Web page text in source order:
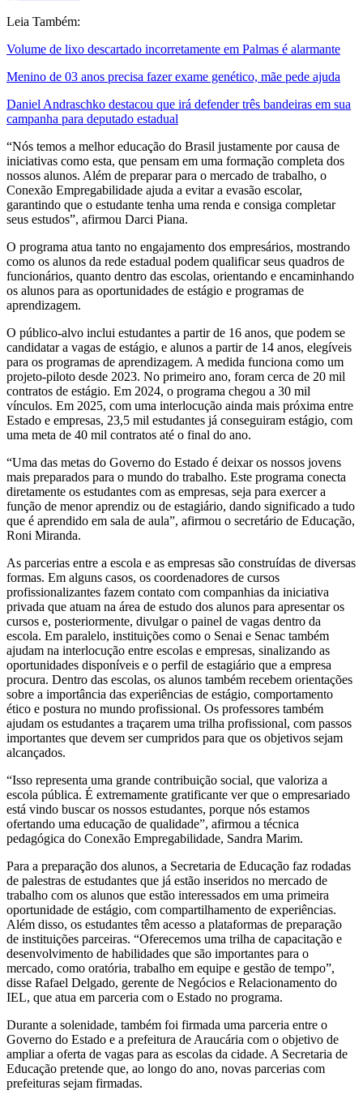
Leia Também:
Volume de lixo descartado incorretamente em Palmas é alarmante
Menino de 03 anos precisa fazer exame genético, mãe pede ajuda
Daniel Andraschko destacou que irá defender três bandeiras em sua
campanha para deputado estadual
“Nós temos a melhor educação do Brasil justamente por causa de
iniciativas como esta, que pensam em uma formação completa dos
nossos alunos. Além de preparar para o mercado de trabalho, o
Conexão Empregabilidade ajuda a evitar a evasão escolar,
garantindo que o estudante tenha uma renda e consiga completar
seus estudos”, afirmou Darci Piana.
O programa atua tanto no engajamento dos empresários, mostrando
como os alunos da rede estadual podem qualificar seus quadros de
funcionários, quanto dentro das escolas, orientando e encaminhando
os alunos para as oportunidades de estágio e programas de
aprendizagem.
O público-alvo inclui estudantes a partir de 16 anos, que podem se
candidatar a vagas de estágio, e alunos a partir de 14 anos, elegíveis
para os programas de aprendizagem. A medida funciona como um
projeto-piloto desde 2023. No primeiro ano, foram cerca de 20 mil
contratos de estágio. Em 2024, o programa chegou a 30 mil
vínculos. Em 2025, com uma interlocução ainda mais próxima entre
Estado e empresas, 23,5 mil estudantes já conseguiram estágio, com
uma meta de 40 mil contratos até o final do ano.
“Uma das metas do Governo do Estado é deixar os nossos jovens
mais preparados para o mundo do trabalho. Este programa conecta
diretamente os estudantes com as empresas, seja para exercer a
função de menor aprendiz ou de estagiário, dando significado a tudo
que é aprendido em sala de aula”, afirmou o secretário de Educação,
Roni Miranda.
As parcerias entre a escola e as empresas são construídas de diversas
formas. Em alguns casos, os coordenadores de cursos
profissionalizantes fazem contato com companhias da iniciativa
privada que atuam na área de estudo dos alunos para apresentar os
cursos e, posteriormente, divulgar o painel de vagas dentro da
escola. Em paralelo, instituições como o Senai e Senac também
ajudam na interlocução entre escolas e empresas, sinalizando as
oportunidades disponíveis e o perfil de estagiário que a empresa
procura. Dentro das escolas, os alunos também recebem orientações
sobre a importância das experiências de estágio, comportamento
ético e postura no mundo profissional. Os professores também
ajudam os estudantes a traçarem uma trilha profissional, com passos
importantes que devem ser cumpridos para que os objetivos sejam
alcançados.
“Isso representa uma grande contribuição social, que valoriza a
escola pública. É extremamente gratificante ver que o empresariado
está vindo buscar os nossos estudantes, porque nós estamos
ofertando uma educação de qualidade”, afirmou a técnica
pedagógica do Conexão Empregabilidade, Sandra Marim.
Para a preparação dos alunos, a Secretaria de Educação faz rodadas
de palestras de estudantes que já estão inseridos no mercado de
trabalho com os alunos que estão interessados em uma primeira
oportunidade de estágio, com compartilhamento de experiências.
Além disso, os estudantes têm acesso a plataformas de preparação
de instituições parceiras. “Oferecemos uma trilha de capacitação e
desenvolvimento de habilidades que são importantes para o
mercado, como oratória, trabalho em equipe e gestão de tempo”,
disse Rafael Delgado, gerente de Negócios e Relacionamento do
IEL, que atua em parceria com o Estado no programa.
Durante a solenidade, também foi firmada uma parceria entre o
Governo do Estado e a prefeitura de Araucária com o objetivo de
ampliar a oferta de vagas para as escolas da cidade. A Secretaria de
Educação pretende que, ao longo do ano, novas parcerias com
prefeituras sejam firmadas.